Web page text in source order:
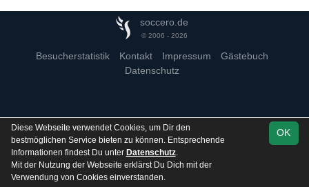
soccero.de
© 2006 - 2026
Besucherstatistik Kontakt Impressum
Gästebuch
Datenschutz
OK
Diese Webseite verwendet Cookies, um Dir den
bestmöglichen Service bieten zu können. Entsprechende
Informationen findest Du unter Datenschutz.
Mit der Nutzung der Webseite erklärst Du Dich mit der
Verwendung von Cookies einverstanden.